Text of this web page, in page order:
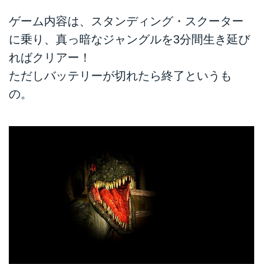
ゲーム内容は、スタンディング・スクーター
に乗り、真っ暗なジャングルを3分間生き延び
ればクリアー！
ただしバッテリーが切れたら終了というも
の。